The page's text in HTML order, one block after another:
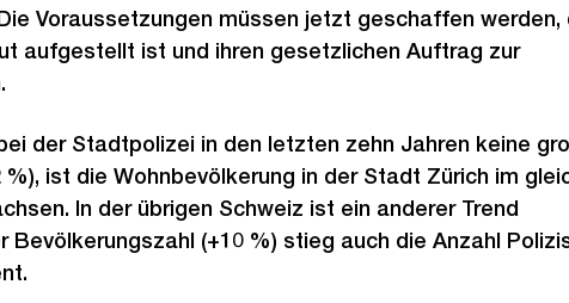
Voraussetzungen müssen jetzt geschaffen werden,
aufgestellt ist und ihren gesetzlichen Auftrag zur
der Stadtpolizei in den letzten zehn Jahren keine
ist die Wohnbevölkerung in der Stadt Zürich im
In der übrigen Schweiz ist ein anderer Trend
Bevölkerungszahl (+10 %) stieg auch die Anzahl